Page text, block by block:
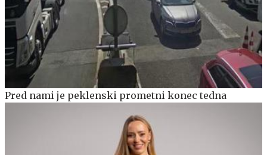
Pred nami je peklenski prometni konec tedna